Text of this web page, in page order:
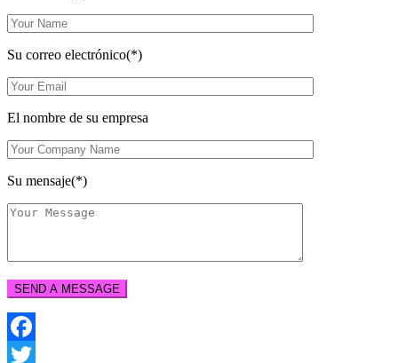
Su correo electrónico(*)
El nombre de su empresa
Su mensaje(*)
Facebook